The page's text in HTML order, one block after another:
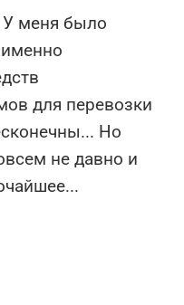
У меня было
для перевозки
Но
не давно и
...